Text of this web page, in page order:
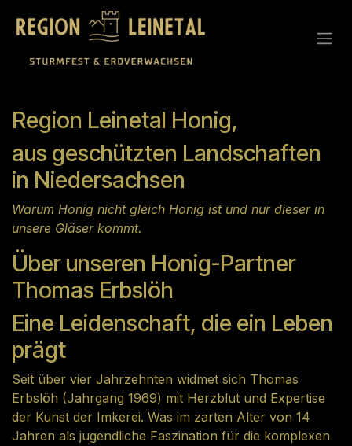
Zum Inhalt springen
Region Leinetal Honig,
aus geschützten Landschaften
in Niedersachsen
Warum Honig nicht gleich Honig ist und nur dieser in
unsere Gläser kommt.
Über unseren Honig-Partner
Thomas Erbslöh
Eine Leidenschaft, die ein Leben
prägt
Seit über vier Jahrzehnten widmet sich Thomas
Erbslöh (Jahrgang 1969) mit Herzblut und Expertise
der Kunst der Imkerei. Was im zarten Alter von 14
Jahren als jugendliche Faszination für die komplexen